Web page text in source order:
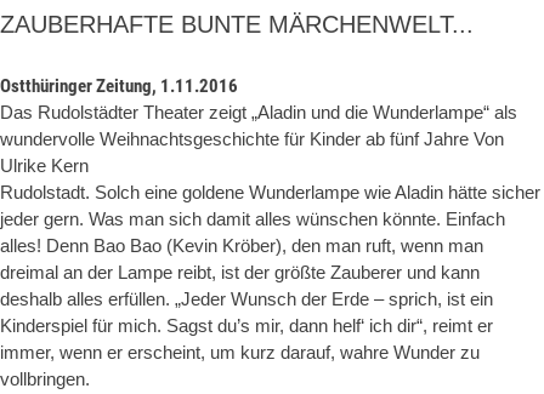
ZAUBERHAFTE BUNTE MÄRCHENWELT...
Ostthüringer Zeitung, 1.11.2016
Das Rudolstädter Theater zeigt „Aladin und die Wunderlampe“ als
wundervolle Weihnachtsgeschichte für Kinder ab fünf Jahre Von
Ulrike Kern
Rudolstadt. Solch eine goldene Wunderlampe wie Aladin hätte sicher
jeder gern. Was man sich damit alles wünschen könnte. Einfach
alles! Denn Bao Bao (Kevin Kröber), den man ruft, wenn man
dreimal an der Lampe reibt, ist der größte Zauberer und kann
deshalb alles erfüllen. „Jeder Wunsch der Erde – sprich, ist ein
Kinderspiel für mich. Sagst du’s mir, dann helf‘ ich dir“, reimt er
immer, wenn er erscheint, um kurz darauf, wahre Wunder zu
vollbringen.